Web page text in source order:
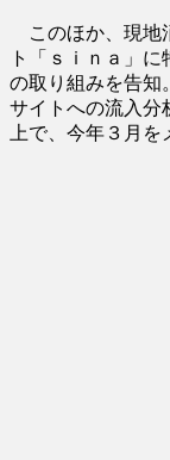
このほか、現地
ト「ｓｉｎａ」
の取り組みを告知
サイトへの流入分
上で、今年３月